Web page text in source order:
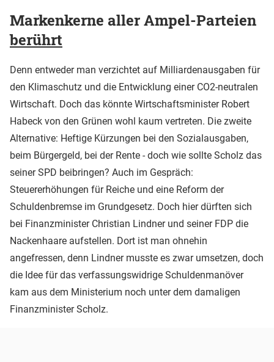
Markenkerne aller Ampel-Parteien
berührt
Denn entweder man verzichtet auf Milliardenausgaben für
den Klimaschutz und die Entwicklung einer CO2-neutralen
Wirtschaft. Doch das könnte Wirtschaftsminister Robert
Habeck von den Grünen wohl kaum vertreten. Die zweite
Alternative: Heftige Kürzungen bei den Sozialausgaben,
beim Bürgergeld, bei der Rente - doch wie sollte Scholz das
seiner SPD beibringen? Auch im Gespräch:
Steuererhöhungen für Reiche und eine Reform der
Schuldenbremse im Grundgesetz. Doch hier dürften sich
bei Finanzminister Christian Lindner und seiner FDP die
Nackenhaare aufstellen. Dort ist man ohnehin
angefressen, denn Lindner musste es zwar umsetzen, doch
die Idee für das verfassungswidrige Schuldenmanöver
kam aus dem Ministerium noch unter dem damaligen
Finanzminister Scholz.